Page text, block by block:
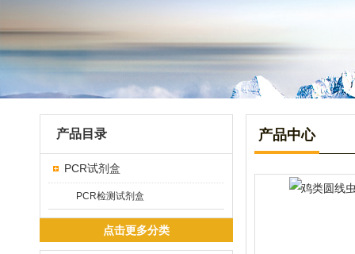
产品目录
PCR试剂盒
PCR检测试剂盒
点击更多分类
产品中心